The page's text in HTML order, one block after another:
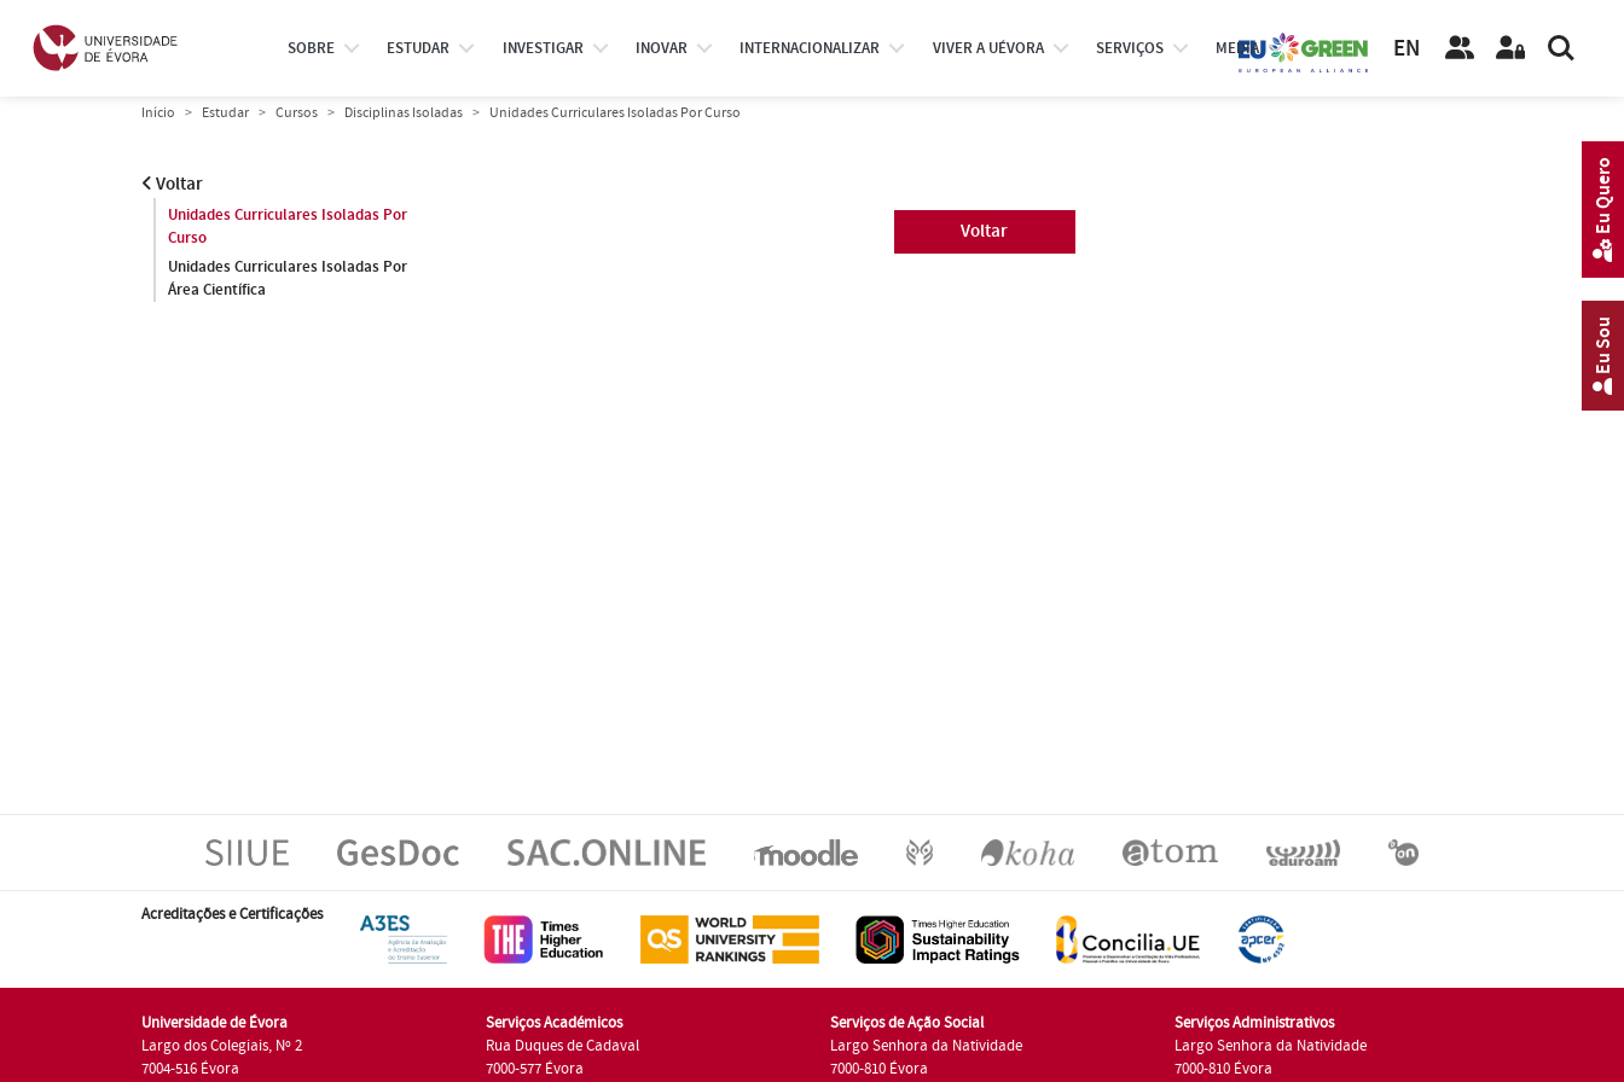
SOBRE ESTUDAR INVESTIGAR INOVAR INTERNACIONALIZAR VIVER A UÉVORA SERVIÇOS MEDIA EN
Início Estudar Cursos Disciplinas Isoladas Unidades Curriculares Isoladas Por Curso
Voltar
Unidades Curriculares Isoladas Por
Curso
Unidades Curriculares Isoladas Por
Área Científica
Voltar
Acreditações e Certificações
Universidade de Évora
Largo dos Colegiais, Nº 2
7004-516 Évora
Serviços Académicos
Rua Duques de Cadaval
7000-577 Évora
Serviços de Ação Social
Largo Senhora da Natividade
7000-810 Évora
Serviços Administrativos
Largo Senhora da Natividade
7000-810 Évora
Eu Sou
Eu Quero